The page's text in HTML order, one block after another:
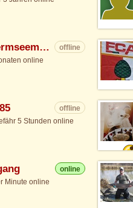
sWuermseemadl
offline
online
offline
5 Stunden online
online
Minute online